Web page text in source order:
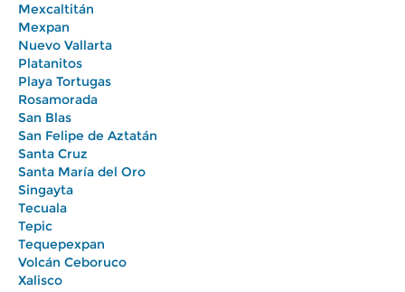
Mexcaltitán
Mexpan
Nuevo Vallarta
Platanitos
Playa Tortugas
Rosamorada
San Blas
San Felipe de Aztatán
Santa Cruz
Santa María del Oro
Singayta
Tecuala
Tepic
Tequepexpan
Volcán Ceboruco
Xalisco